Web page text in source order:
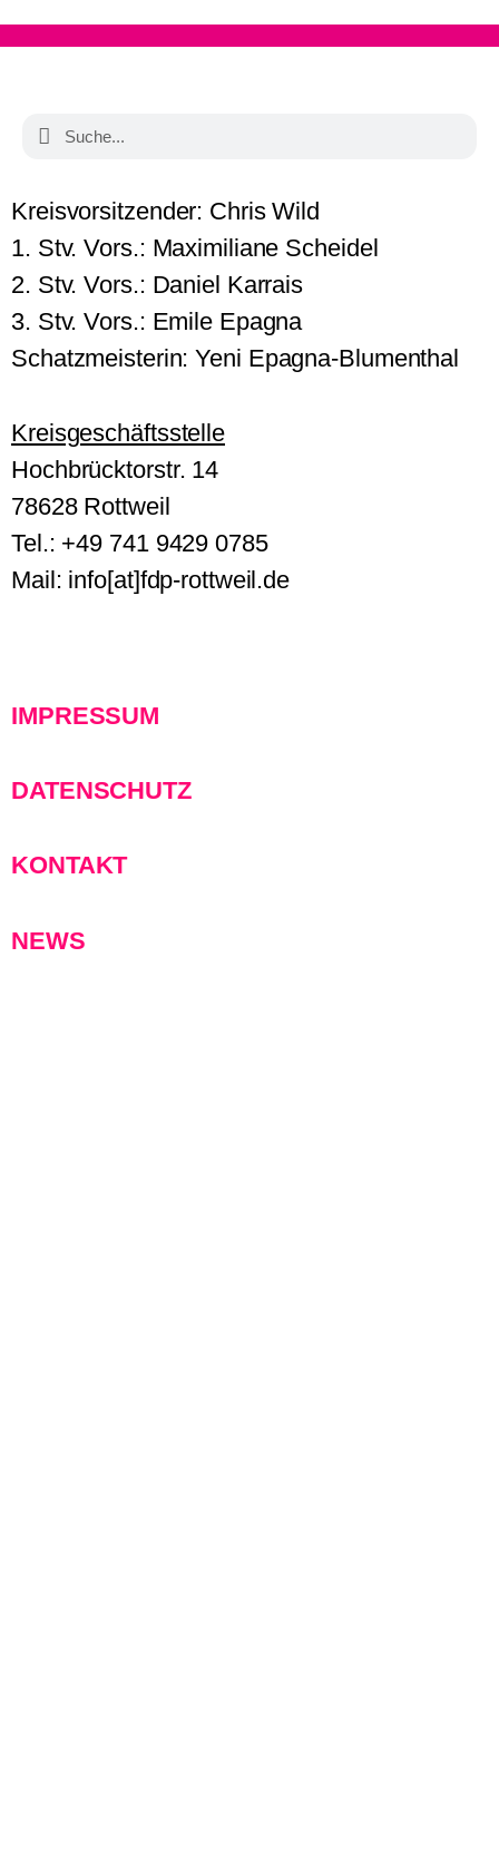
Kreisvorsitzender: Chris Wild
1. Stv. Vors.: Maximiliane Scheidel
2. Stv. Vors.: Daniel Karrais
3. Stv. Vors.: Emile Epagna
Schatzmeisterin: Yeni Epagna-Blumenthal
Kreisgeschäftsstelle
Hochbrücktorstr. 14
78628 Rottweil
Tel.: +49 741 9429 0785
Mail: info[at]fdp-rottweil.de
IMPRESSUM
DATENSCHUTZ
KONTAKT
NEWS